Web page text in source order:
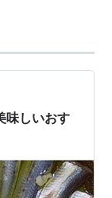
味しいおす